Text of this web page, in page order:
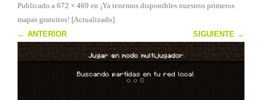
Publicado a 672 × 469 en ¡Ya tenemos disponibles nuestros primeros
mapas gratuitos! [Actualizado]
← ANTERIOR
SIGUIENTE →